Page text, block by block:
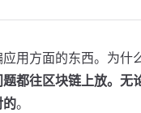
用方面的东西。为什
都往区块链上放。无
的。